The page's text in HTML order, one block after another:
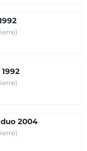
2004